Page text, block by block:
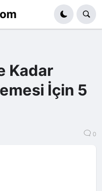
Kadar
İçin 5
0